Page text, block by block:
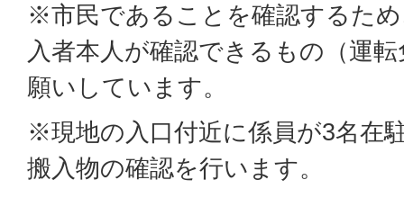
※市民であることを確認するた
入者本人が確認できるもの（運
願いしています。
※現地の入口付近に係員が3名在
搬入物の確認を行います。